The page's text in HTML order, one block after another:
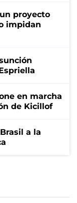
proyecto
impidan
en marcha
de Kicillof
a la